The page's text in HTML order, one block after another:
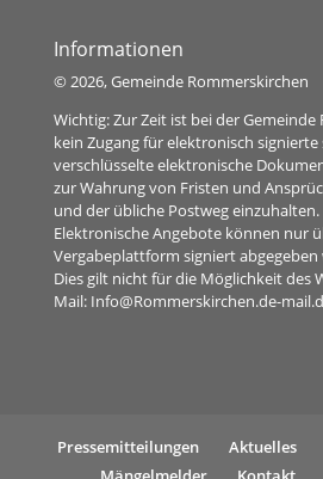
Informationen
© 2026, Gemeinde Rommerskirchen
Wichtig: Zur Zeit ist bei der
kein Zugang für elektronisch signierte
verschlüsselte elektronische
zur Wahrung von Fristen und
und der übliche Postweg einzuhalten.
Elektronische Angebote können nur
Vergabeplattform signiert abgegeben
Dies gilt nicht für die Möglichkeit des
Mail: Info@Rommerskirchen.de-
Pressemitteilungen Aktuelles